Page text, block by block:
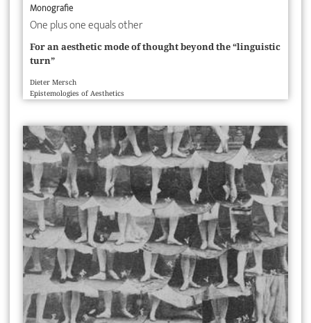
Monografie
One plus one equals other
For an aesthetic mode of thought beyond the “linguistic
turn”
Dieter Mersch
Epistemologies of Aesthetics